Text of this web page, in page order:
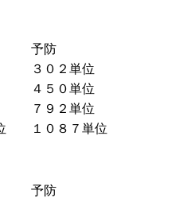
予防
３０２単位
４５０単位
７９２単位
１０８７単位
予防